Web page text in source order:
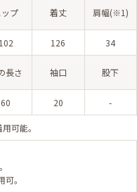
ップ 着丈 肩幅(※1)
102 126 34
長さ 袖口 股下
60 20 -
可能。
。